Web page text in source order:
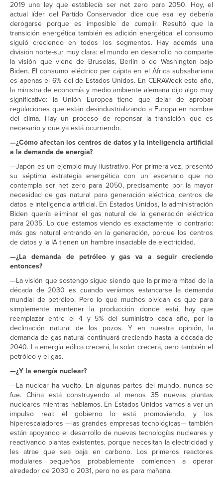
2019 una ley que establecía ser net zero para 2050. Hoy, el
actual líder del Partido Conservador dice que esa ley debería
derogarse porque es imposible de cumplir. Resultó que la
transición energética también es adición energética: el consumo
siguió creciendo en todos los segmentos. Hay además una
división norte-sur muy clara: el mundo en desarrollo no comparte
la visión que viene de Bruselas, Berlín o de Washington bajo
Biden. El consumo eléctrico per cápita en el África subsahariana
es apenas el 6% del de Estados Unidos. En CERAWeek este año,
la ministra de economía y medio ambiente alemana dijo algo muy
significativo: la Unión Europea tiene que dejar de aprobar
regulaciones que están desindustrializando a Europa en nombre
del clima. Hay un proceso de repensar la transición que es
necesario y que ya está ocurriendo.
—¿Cómo afectan los centros de datos y la inteligencia artificial
a la demanda de energía?
—Japón es un ejemplo muy ilustrativo. Por primera vez, presentó
su séptima estrategia energética con un escenario que no
contempla ser net zero para 2050, precisamente por la mayor
necesidad de gas natural para generación eléctrica, centros de
datos e inteligencia artificial. En Estados Unidos, la administración
Biden quería eliminar el gas natural de la generación eléctrica
para 2035. Lo que estamos viendo es exactamente lo contrario:
más gas natural entrando en la generación, porque los centros
de datos y la IA tienen un hambre insaciable de electricidad.
—¿La demanda de petróleo y gas va a seguir creciendo
entonces?
—La visión que sostengo sigue siendo que la primera mitad de la
década de 2030 es cuando veríamos estancarse la demanda
mundial de petróleo. Pero lo que muchos olvidan es que para
simplemente mantener la producción donde está, hay que
reemplazar entre el 4 y 5% del suministro cada año, por la
declinación natural de los pozos. Y en nuestra opinión, la
demanda de gas natural continuará creciendo hasta la década de
2040. La energía eólica crecerá, la solar crecerá, pero también el
petróleo y el gas.
—¿Y la energía nuclear?
—La nuclear ha vuelto. En algunas partes del mundo, nunca se
fue. China está construyendo al menos 35 nuevas plantas
nucleares mientras hablamos. En Estados Unidos vamos a ver un
impulso real: el gobierno lo está promoviendo, y los
hiperescaladores —las grandes empresas tecnológicas— también
están apoyando el desarrollo de nuevas tecnologías nucleares y
reactivando plantas existentes, porque necesitan la electricidad y
les atrae que sea baja en carbono. Los primeros reactores
modulares pequeños probablemente comiencen a operar
alrededor de 2030 o 2031, pero no es para mañana.